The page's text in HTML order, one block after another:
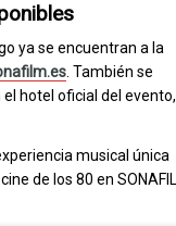
ya se encuentran a la
. También se
hotel oficial del evento,
musical única
de los 80 en